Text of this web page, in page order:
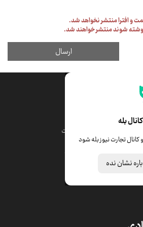
بله
تجارت نیوز بله شود
نشان نده
قیمت درهم امارات